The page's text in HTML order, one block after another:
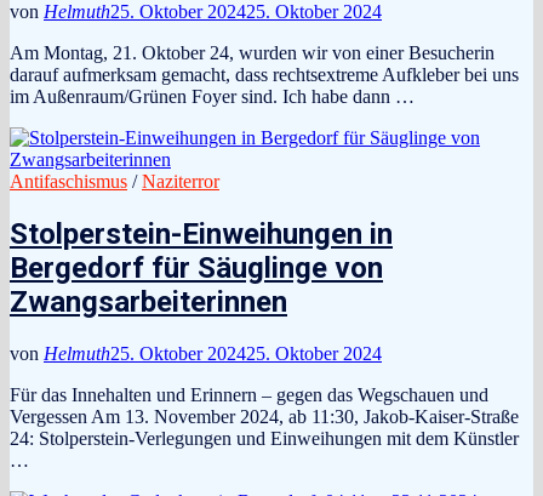
von Helmuth25. Oktober 202425. Oktober 2024
Am Montag, 21. Oktober 24, wurden wir von einer Besucherin
darauf aufmerksam gemacht, dass rechtsextreme Aufkleber bei uns
im Außenraum/Grünen Foyer sind. Ich habe dann …
Antifaschismus /Naziterror
Stolperstein-Einweihungen in
Bergedorf für Säuglinge von
Zwangsarbeiterinnen
von Helmuth25. Oktober 202425. Oktober 2024
Für das Innehalten und Erinnern – gegen das Wegschauen und
Vergessen Am 13. November 2024, ab 11:30, Jakob-Kaiser-Straße
24: Stolperstein-Verlegungen und Einweihungen mit dem Künstler
…